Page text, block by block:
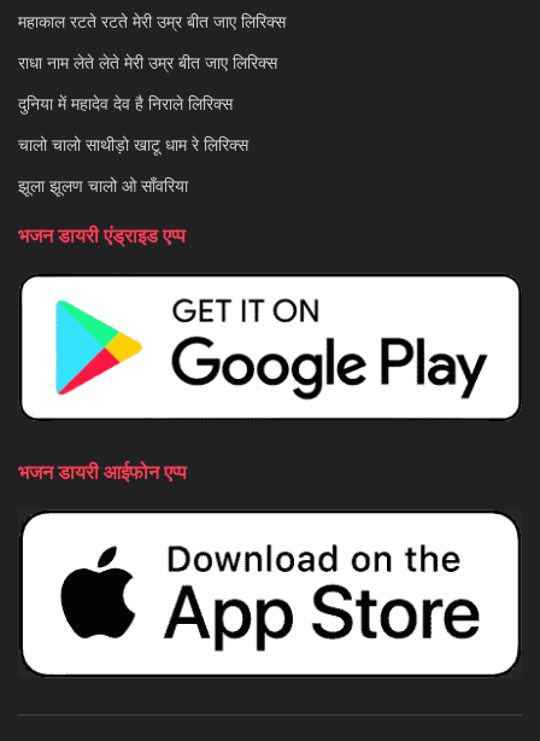
महाकाल रटते रटते मेरी उम्र बीत जाए लिरिक्स
राधा नाम लेते लेते मेरी उम्र बीत जाए लिरिक्स
दुनिया में महादेव देव है निराले लिरिक्स
चालो चालो साथीड़ो खाटू धाम रे लिरिक्स
झूला झूलण चालो ओ साँवरिया
भजन डायरी एंड्राइड एप्प
भजन डायरी आईफोन एप्प